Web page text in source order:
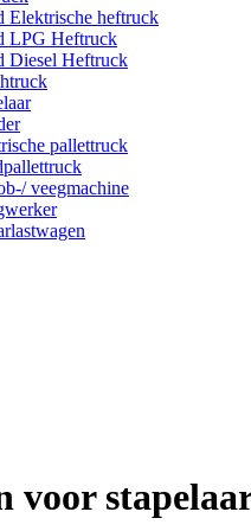
Elektrische heftruck
LPG Heftruck
Diesel Heftruck
pallettruck
veegmachine
voor